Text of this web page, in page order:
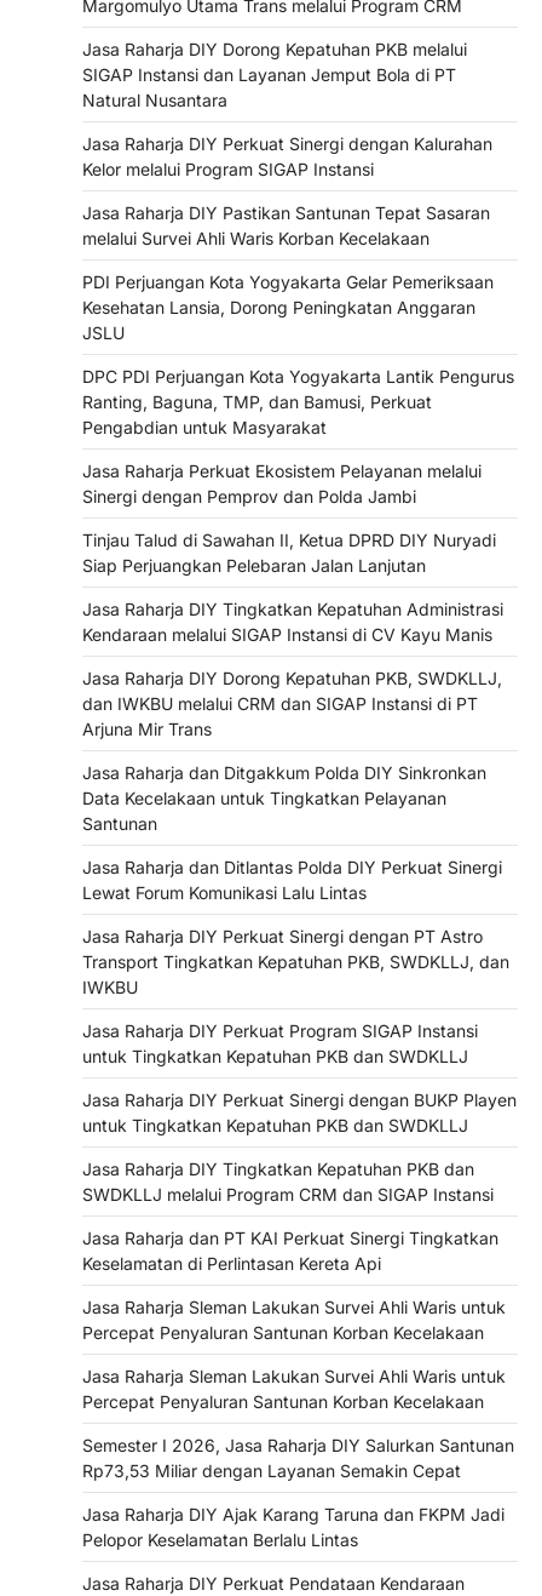
Margomulyo Utama Trans melalui Program CRM
Jasa Raharja DIY Dorong Kepatuhan PKB melalui
SIGAP Instansi dan Layanan Jemput Bola di PT
Natural Nusantara
Jasa Raharja DIY Perkuat Sinergi dengan Kalurahan
Kelor melalui Program SIGAP Instansi
Jasa Raharja DIY Pastikan Santunan Tepat Sasaran
melalui Survei Ahli Waris Korban Kecelakaan
PDI Perjuangan Kota Yogyakarta Gelar Pemeriksaan
Kesehatan Lansia, Dorong Peningkatan Anggaran
JSLU
DPC PDI Perjuangan Kota Yogyakarta Lantik Pengurus
Ranting, Baguna, TMP, dan Bamusi, Perkuat
Pengabdian untuk Masyarakat
Jasa Raharja Perkuat Ekosistem Pelayanan melalui
Sinergi dengan Pemprov dan Polda Jambi
Tinjau Talud di Sawahan II, Ketua DPRD DIY Nuryadi
Siap Perjuangkan Pelebaran Jalan Lanjutan
Jasa Raharja DIY Tingkatkan Kepatuhan Administrasi
Kendaraan melalui SIGAP Instansi di CV Kayu Manis
Jasa Raharja DIY Dorong Kepatuhan PKB, SWDKLLJ,
dan IWKBU melalui CRM dan SIGAP Instansi di PT
Arjuna Mir Trans
Jasa Raharja dan Ditgakkum Polda DIY Sinkronkan
Data Kecelakaan untuk Tingkatkan Pelayanan
Santunan
Jasa Raharja dan Ditlantas Polda DIY Perkuat Sinergi
Lewat Forum Komunikasi Lalu Lintas
Jasa Raharja DIY Perkuat Sinergi dengan PT Astro
Transport Tingkatkan Kepatuhan PKB, SWDKLLJ, dan
IWKBU
Jasa Raharja DIY Perkuat Program SIGAP Instansi
untuk Tingkatkan Kepatuhan PKB dan SWDKLLJ
Jasa Raharja DIY Perkuat Sinergi dengan BUKP Playen
untuk Tingkatkan Kepatuhan PKB dan SWDKLLJ
Jasa Raharja DIY Tingkatkan Kepatuhan PKB dan
SWDKLLJ melalui Program CRM dan SIGAP Instansi
Jasa Raharja dan PT KAI Perkuat Sinergi Tingkatkan
Keselamatan di Perlintasan Kereta Api
Jasa Raharja Sleman Lakukan Survei Ahli Waris untuk
Percepat Penyaluran Santunan Korban Kecelakaan
Jasa Raharja Sleman Lakukan Survei Ahli Waris untuk
Percepat Penyaluran Santunan Korban Kecelakaan
Semester I 2026, Jasa Raharja DIY Salurkan Santunan
Rp73,53 Miliar dengan Layanan Semakin Cepat
Jasa Raharja DIY Ajak Karang Taruna dan FKPM Jadi
Pelopor Keselamatan Berlalu Lintas
Jasa Raharja DIY Perkuat Pendataan Kendaraan